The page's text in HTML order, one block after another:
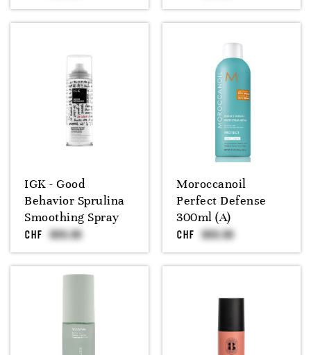
IGK - Good
Behavior Sprulina
Smoothing Spray
CHF
Moroccanoil
Perfect Defense
300ml (A)
CHF